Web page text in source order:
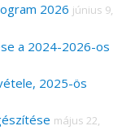
2026 június 9,
a 2024-2026-os
2025-ös
május 22,